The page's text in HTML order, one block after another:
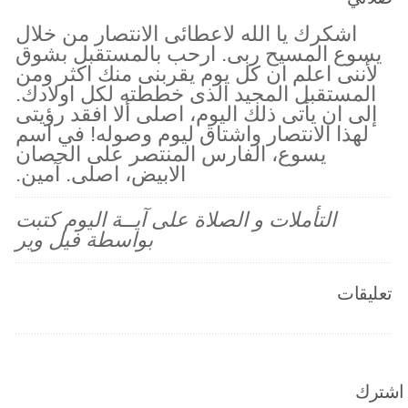
اشكرك يا الله لاعطائى الانتصار من خلال
يسوع المسيح ربى. ارحب بالمستقبل بشوق
لأننى اعلم ان كل يوم يقربنى منك اكثر ومن
المستقبل المجيد الذى خططته لكل اولادك.
إلى ان يأتى ذلك اليوم، اصلى ألا افقد رؤيتى
لهذا الانتصار واشتاق ليوم وصوله! في اسم
يسوع، الفارس المنتصر على الحصان
الابيض، اصلى. آمين.
التأملات و الصلاة على آيــة اليوم كتبت
بواسطة فيل وير
تعليقات
اشترك